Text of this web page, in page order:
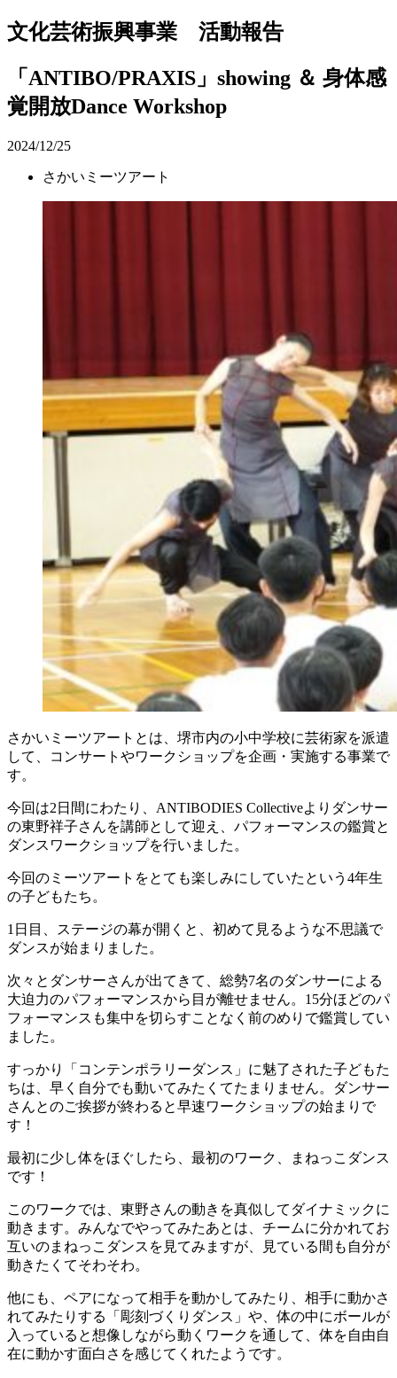
文化芸術振興事業 活動報告
「ANTIBO/PRAXIS」showing ＆ 身体感
覚開放Dance Workshop
2024/12/25
さかいミーツアート
さかいミーツアートとは、堺市内の小中学校に芸術家を派遣
して、コンサートやワークショップを企画・実施する事業で
す。
今回は2日間にわたり、ANTIBODIES Collectiveよりダンサー
の東野祥子さんを講師として迎え、パフォーマンスの鑑賞と
ダンスワークショップを行いました。
今回のミーツアートをとても楽しみにしていたという4年生
の子どもたち。
1日目、ステージの幕が開くと、初めて見るような不思議で
ダンスが始まりました。
次々とダンサーさんが出てきて、総勢7名のダンサーによる
大迫力のパフォーマンスから目が離せません。15分ほどのパ
フォーマンスも集中を切らすことなく前のめりで鑑賞してい
ました。
すっかり「コンテンポラリーダンス」に魅了された子どもた
ちは、早く自分でも動いてみたくてたまりません。ダンサー
さんとのご挨拶が終わると早速ワークショップの始まりで
す！
最初に少し体をほぐしたら、最初のワーク、まねっこダンス
です！
このワークでは、東野さんの動きを真似してダイナミックに
動きます。みんなでやってみたあとは、チームに分かれてお
互いのまねっこダンスを見てみますが、見ている間も自分が
動きたくてそわそわ。
他にも、ペアになって相手を動かしてみたり、相手に動かさ
れてみたりする「彫刻づくりダンス」や、体の中にボールが
入っていると想像しながら動くワークを通して、体を自由自
在に動かす面白さを感じてくれたようです。